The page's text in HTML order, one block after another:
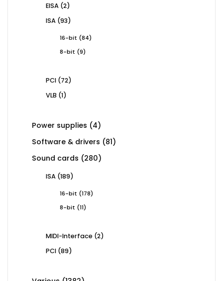
EISA 22
ISA 9393
16-bit 8484
8-bit
99
PCI 7272
VLB 11
Power supplies 44
products
Software & drivers 8181
Sound cards 280280
ISA 189189
16-bit 178178
8-bit
1111
MIDI-Interface 22
PCI 8989